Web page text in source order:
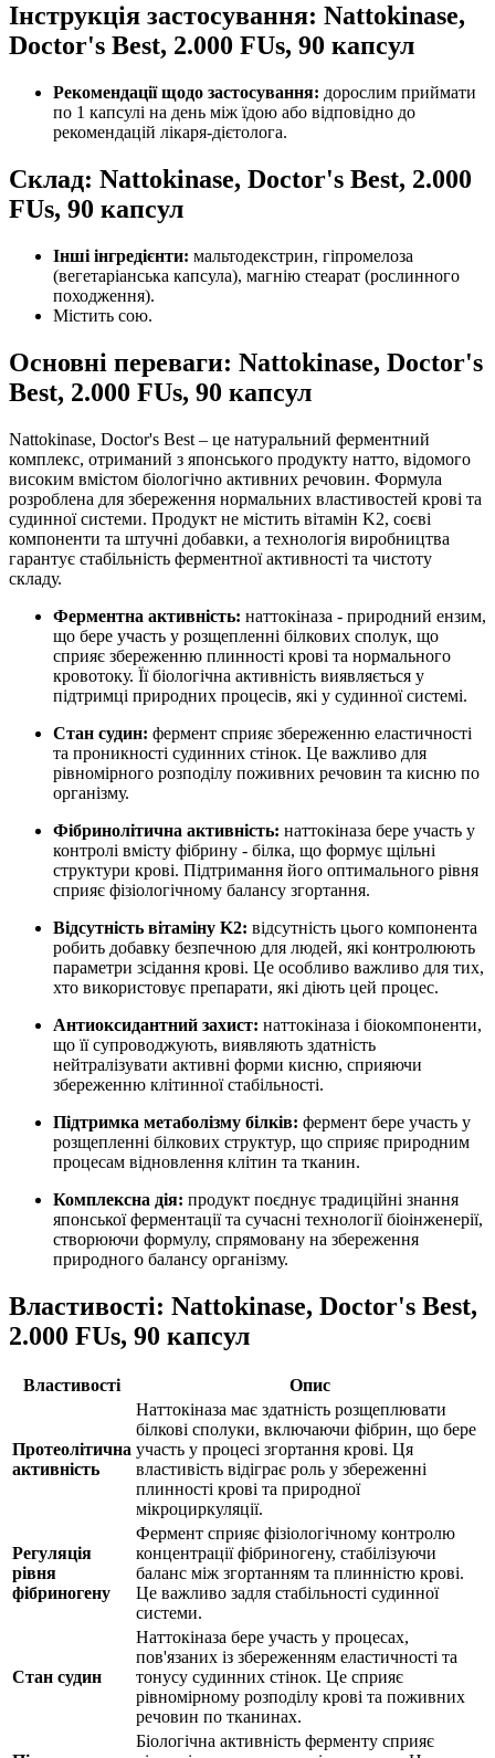
Інструкція застосування: Nattokinase,
Doctor's Best, 2.000 FUs, 90 капсул
Рекомендації щодо застосування: дорослим приймати
по 1 капсулі на день між їдою або відповідно до
рекомендацій лікаря-дієтолога.
Склад: Nattokinase, Doctor's Best, 2.000
FUs, 90 капсул
Інші інгредієнти: мальтодекстрин, гіпромелоза
(вегетаріанська капсула), магнію стеарат (рослинного
походження).
Містить сою.
Основні переваги: Nattokinase, Doctor's
Best, 2.000 FUs, 90 капсул
Nattokinase, Doctor's Best – це натуральний ферментний
комплекс, отриманий з японського продукту натто, відомого
високим вмістом біологічно активних речовин. Формула
розроблена для збереження нормальних властивостей крові та
судинної системи. Продукт не містить вітамін K2, соєві
компоненти та штучні добавки, а технологія виробництва
гарантує стабільність ферментної активності та чистоту
складу.
Ферментна активність: наттокіназа - природний ензим,
що бере участь у розщепленні білкових сполук, що
сприяє збереженню плинності крові та нормального
кровотоку. Її біологічна активність виявляється у
підтримці природних процесів, які у судинної системі.
Стан судин: фермент сприяє збереженню еластичності
та проникності судинних стінок. Це важливо для
рівномірного розподілу поживних речовин та кисню по
організму.
Фібринолітична активність: наттокіназа бере участь у
контролі вмісту фібрину - білка, що формує щільні
структури крові. Підтримання його оптимального рівня
сприяє фізіологічному балансу згортання.
Відсутність вітаміну K2: відсутність цього компонента
робить добавку безпечною для людей, які контролюють
параметри зсідання крові. Це особливо важливо для тих,
хто використовує препарати, які діють цей процес.
Антиоксидантний захист: наттокіназа і біокомпоненти,
що її супроводжують, виявляють здатність
нейтралізувати активні форми кисню, сприяючи
збереженню клітинної стабільності.
Підтримка метаболізму білків: фермент бере участь у
розщепленні білкових структур, що сприяє природним
процесам відновлення клітин та тканин.
Комплексна дія: продукт поєднує традиційні знання
японської ферментації та сучасні технології біоінженерії,
створюючи формулу, спрямовану на збереження
природного балансу організму.
Властивості: Nattokinase, Doctor's Best,
2.000 FUs, 90 капсул
Властивості Опис
Протеолітична
активність
Наттокіназа має здатність розщеплювати
білкові сполуки, включаючи фібрин, що бере
участь у процесі згортання крові. Ця
властивість відіграє роль у збереженні
плинності крові та природної
мікроциркуляції.
Регуляція
рівня
фібриногену
Фермент сприяє фізіологічному контролю
концентрації фібриногену, стабілізуючи
баланс між згортанням та плинністю крові.
Це важливо задля стабільності судинної
системи.
Стан судин
Наттокіназа бере участь у процесах,
пов'язаних із збереженням еластичності та
тонусу судинних стінок. Це сприяє
рівномірному розподілу крові та поживних
речовин по тканинах.
Біологічна активність ферменту сприяє